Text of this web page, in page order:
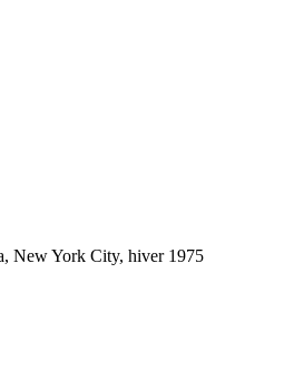
New York City, hiver 1975